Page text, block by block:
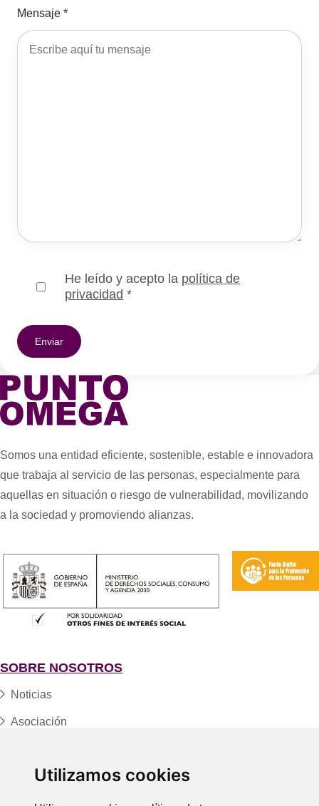
Utilizamos cookies
Mensaje *
He leído y acepto la política de
privacidad *
Somos una entidad eficiente, sostenible, estable e innovadora
que trabaja al servicio de las personas, especialmente para
aquellas en situación o riesgo de vulnerabilidad, movilizando
a la sociedad y promoviendo alianzas.
SOBRE NOSOTROS
Noticias
Asociación
Servicios y centros
Trabaja con nosotros